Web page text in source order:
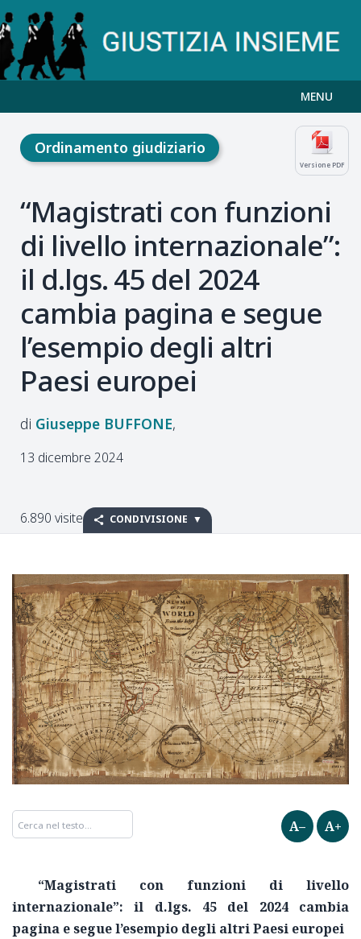
MENU
Versione PDF
Ordinamento giudiziario
“Magistrati con funzioni
di livello internazionale”:
il d.lgs. 45 del 2024
cambia pagina e segue
l’esempio degli altri
Paesi europei
Giuseppe BUFFONE
13 dicembre 2024
6.890 visite CONDIVISIONE
A– A+
“Magistrati con funzioni di livello
internazionale”: il d.lgs. 45 del 2024 cambia
pagina e segue l’esempio degli altri Paesi europei